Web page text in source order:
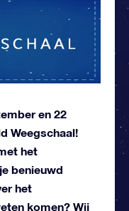
en 22
Weegschaal!
het
benieuwd
het
komen? Wij